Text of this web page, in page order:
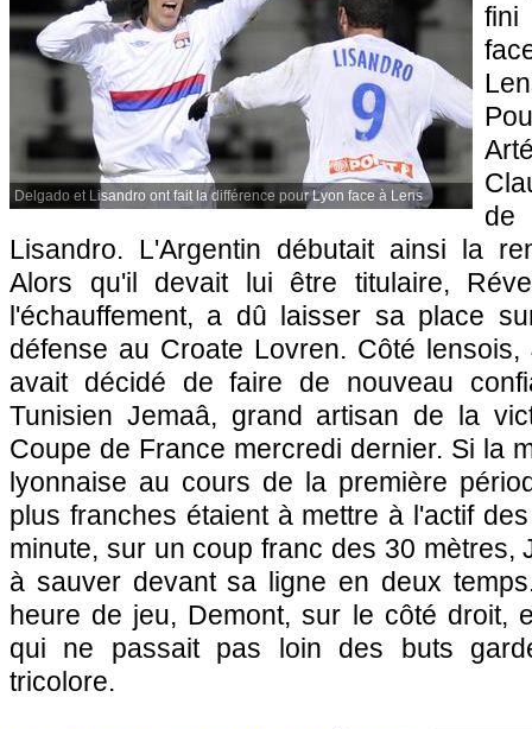
Delgado et Lisandro ont fait la différence pour Lyon face à Lens
Lisandro. L'Argentin débutait ainsi la
Alors qu'il devait lui être titulaire,
l'échauffement, a dû laisser sa place
défense au Croate Lovren. Côté lensois,
avait décidé de faire de nouveau
Tunisien Jemaâ, grand artisan de la
Coupe de France mercredi dernier. Si la
lyonnaise au cours de la première
plus franches étaient à mettre à l'actif
minute, sur un coup franc des 30 mètres,
à sauver devant sa ligne en deux
heure de jeu, Demont, sur le côté droit,
qui ne passait pas loin des buts
tricolore.